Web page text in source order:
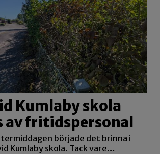
Kumlaby skola
av fritidspersonal
började det brinna i
Kumlaby skola. Tack vare…